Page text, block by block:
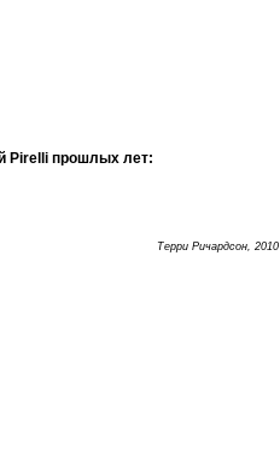
Pirelli прошлых лет:
Терри Ричардсон, 2010